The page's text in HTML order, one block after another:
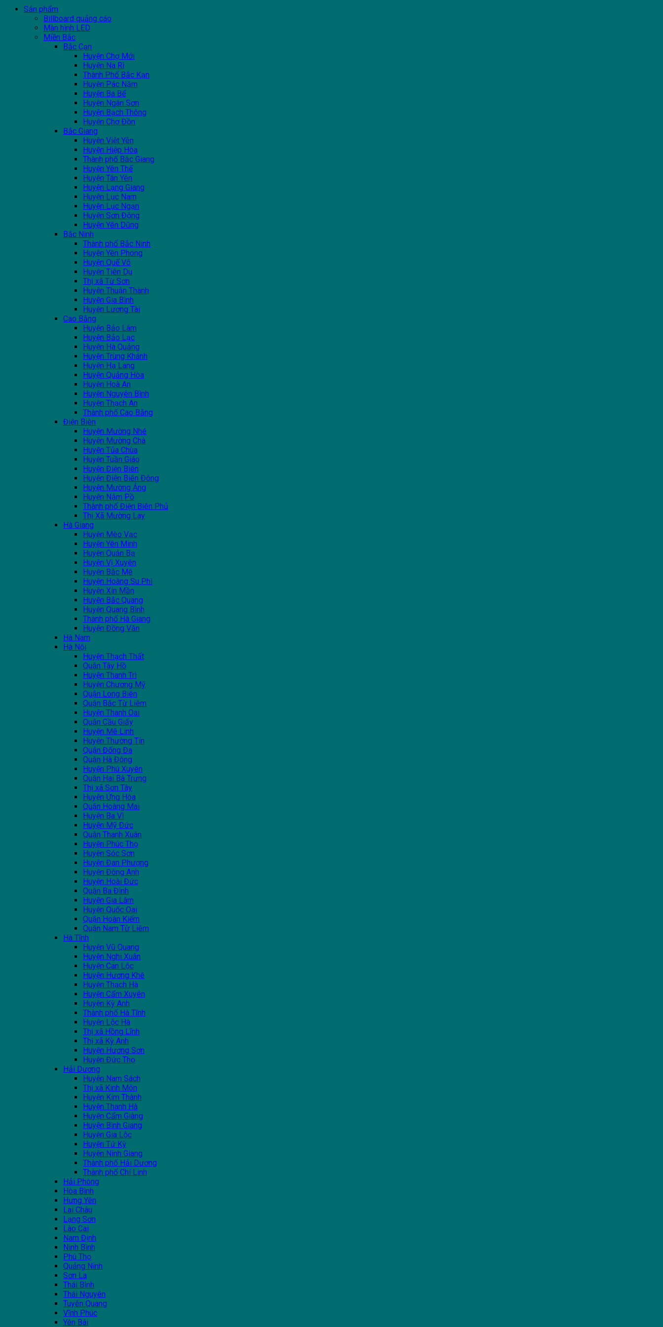
Sản phẩm
Billboard quảng cáo
Màn hình LED
Miền Bắc
Bắc Cạn
Huyện Chợ Mới
Huyện Na Rì
Thành Phố Bắc Kạn
Huyện Pác Nặm
Huyện Ba Bể
Huyện Ngân Sơn
Huyện Bạch Thông
Huyện Chợ Đồn
Bắc Giang
Huyện Việt Yên
Huyện Hiệp Hòa
Thành phố Bắc Giang
Huyện Yên Thế
Huyện Tân Yên
Huyện Lạng Giang
Huyện Lục Nam
Huyện Lục Ngạn
Huyện Sơn Động
Huyện Yên Dũng
Bắc Ninh
Thành phố Bắc Ninh
Huyện Yên Phong
Huyện Quế Võ
Huyện Tiên Du
Thị xã Từ Sơn
Huyện Thuận Thành
Huyện Gia Bình
Huyện Lương Tài
Cao Bằng
Huyện Bảo Lâm
Huyện Bảo Lạc
Huyện Hà Quảng
Huyện Trùng Khánh
Huyện Hạ Lang
Huyện Quảng Hòa
Huyện Hoà An
Huyện Nguyên Bình
Huyện Thạch An
Thành phố Cao Bằng
Điện Biên
Huyện Mường Nhé
Huyện Mường Chà
Huyện Tủa Chùa
Huyện Tuần Giáo
Huyện Điện Biên
Huyện Điện Biên Đông
Huyện Mường Ảng
Huyện Nậm Pồ
Thành phố Điện Biên Phủ
Thị Xã Mường Lay
Hà Giang
Huyện Mèo Vạc
Huyện Yên Minh
Huyện Quản Bạ
Huyện Vị Xuyên
Huyện Bắc Mê
Huyện Hoàng Su Phì
Huyện Xín Mần
Huyện Bắc Quang
Huyện Quang Bình
Thành phố Hà Giang
Huyện Đồng Văn
Hà Nam
Hà Nội
Huyện Thạch Thất
Quận Tây Hồ
Huyện Thanh Trì
Huyện Chương Mỹ
Quận Long Biên
Quận Bắc Từ Liêm
Huyện Thanh Oai
Quận Cầu Giấy
Huyện Mê Linh
Huyện Thường Tín
Quận Đống Đa
Quận Hà Đông
Huyện Phú Xuyên
Quận Hai Bà Trưng
Thị xã Sơn Tây
Huyện Ứng Hòa
Quận Hoàng Mai
Huyện Ba Vì
Huyện Mỹ Đức
Quận Thanh Xuân
Huyện Phúc Thọ
Huyện Sóc Sơn
Huyện Đan Phượng
Huyện Đông Anh
Huyện Hoài Đức
Quận Ba Đình
Huyện Gia Lâm
Huyện Quốc Oai
Quận Hoàn Kiếm
Quận Nam Từ Liêm
Hà Tĩnh
Huyện Vũ Quang
Huyện Nghi Xuân
Huyện Can Lộc
Huyện Hương Khê
Huyện Thạch Hà
Huyện Cẩm Xuyên
Huyện Kỳ Anh
Thành phố Hà Tĩnh
Huyện Lộc Hà
Thị xã Hồng Lĩnh
Thị xã Kỳ Anh
Huyện Hương Sơn
Huyện Đức Thọ
Hải Dương
Huyện Nam Sách
Thị xã Kinh Môn
Huyện Kim Thành
Huyện Thanh Hà
Huyện Cẩm Giàng
Huyện Bình Giang
Huyện Gia Lộc
Huyện Tứ Kỳ
Huyện Ninh Giang
Thành phố Hải Dương
Thành phố Chí Linh
Hải Phòng
Hòa Bình
Hưng Yên
Lai Châu
Lạng Sơn
Lào Cai
Nam Định
Ninh Bình
Phú Thọ
Quảng Ninh
Sơn La
Thái Bình
Thái Nguyên
Tuyên Quang
Vĩnh Phúc
Yên Bái